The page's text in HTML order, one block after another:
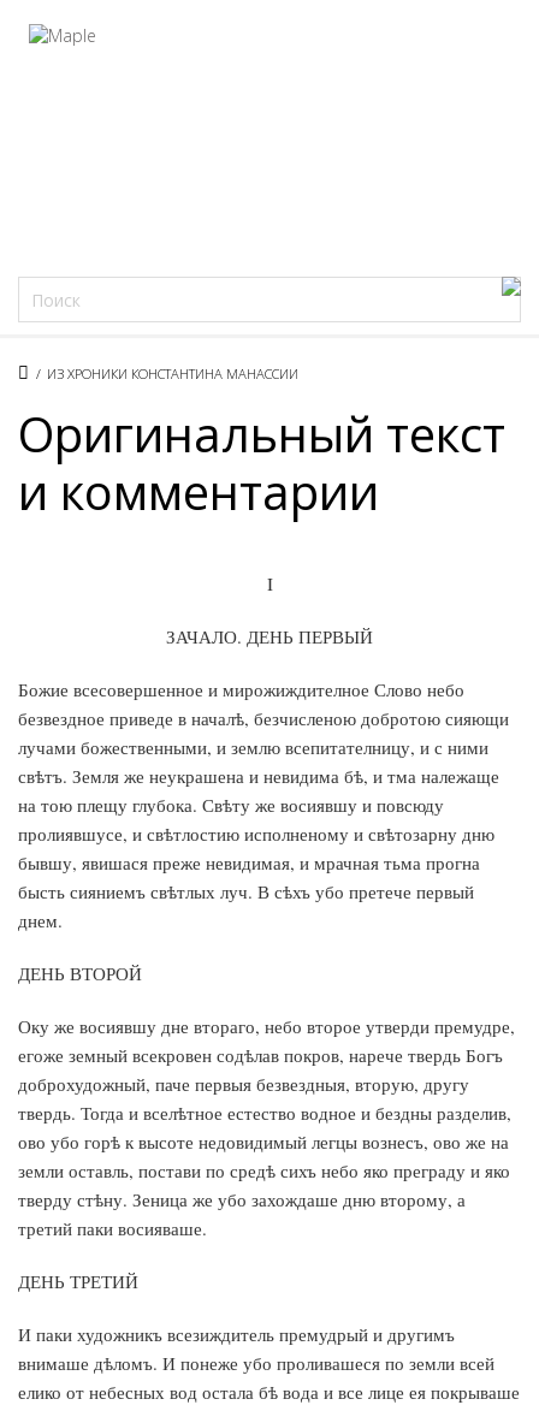
/ ИЗ ХРОНИКИ КОНСТАНТИНА МАНАССИИ
Оригинальный текст
и комментарии
I
ЗАЧАЛО. ДЕНЬ ПЕРВЫЙ
Божие всесовершенное и мирожиждителное Слово небо
безвездное приведе в началѣ, безчисленою добротою сияющи
лучами божественными, и землю всепитателницу, и с ними
свѣтъ. Земля же неукрашена и невидима бѣ, и тма належаще
на тою плещу глубока. Свѣту же восиявшу и повсюду
пролиявшусе, и свѣтлостию исполненому и свѣтозарну дню
бывшу, явишася преже невидимая, и мрачная тьма прогна
бысть сияниемъ свѣтлых луч. В сѣхъ убо претече первый
днем.
ДЕНЬ ВТОРОЙ
Оку же восиявшу дне втораго, небо второе утверди премудре,
егоже земный всекровен содѣлав покров, нарече твердь Богъ
доброхудожный, паче первыя безвездныя, вторую, другу
твердь. Тогда и вселѣтное естество водное и бездны разделив,
ово убо горѣ к высоте недовидимый легцы вознесъ, ово же на
земли оставль, постави по средѣ сихъ небо яко преграду и яко
тверду стѣну. Зеница же убо захождаше дню второму, а
третий паки восияваше.
ДЕНЬ ТРЕТИЙ
И паки художникъ всезиждитель премудрый и другимъ
внимаше дѣломъ. И понеже убо проливашеся по земли всей
елико от небесных вод остала бѣ вода и все лице ея покрываше